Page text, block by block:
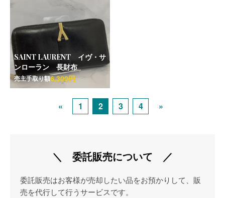
SAINT LAURENT イヴ・サ
ンローラン 長財布
売主手取り額6,300円
« 1 2 3 4 »
＼ 委託販売について ／
委託販売はお客様が売却したい品をお預かりして、販
売を代行して行うサービスです。